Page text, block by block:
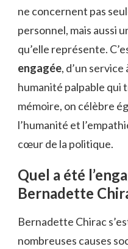
ne concernent pas
personnel, mais aussi
qu’elle représente.
engagée, d’un service
humanité palpable qui
mémoire, on célèbre
l’humanité et
cœur de la politique.
Quel a été
Bernadette
Bernadette Chirac
nombreuses causes